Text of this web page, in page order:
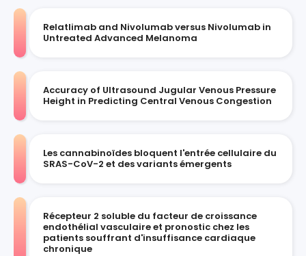
Relatlimab and Nivolumab versus Nivolumab in
Untreated Advanced Melanoma
Accuracy of Ultrasound Jugular Venous Pressure
Height in Predicting Central Venous Congestion
Les cannabinoïdes bloquent l'entrée cellulaire du
SRAS-CoV-2 et des variants émergents
Récepteur 2 soluble du facteur de croissance
endothélial vasculaire et pronostic chez les
patients souffrant d'insuffisance cardiaque
chronique